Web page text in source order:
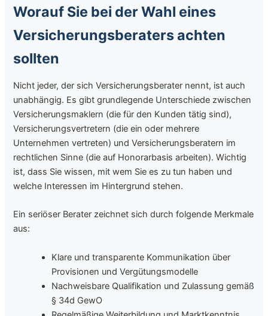
Worauf Sie bei der Wahl eines
Versicherungsberaters achten
sollten
Nicht jeder, der sich Versicherungsberater nennt, ist auch
unabhängig. Es gibt grundlegende Unterschiede zwischen
Versicherungsmaklern (die für den Kunden tätig sind),
Versicherungsvertretern (die ein oder mehrere
Unternehmen vertreten) und Versicherungsberatern im
rechtlichen Sinne (die auf Honorarbasis arbeiten). Wichtig
ist, dass Sie wissen, mit wem Sie es zu tun haben und
welche Interessen im Hintergrund stehen.
Ein seriöser Berater zeichnet sich durch folgende Merkmale
aus:
Klare und transparente Kommunikation über
Provisionen und Vergütungsmodelle
Nachweisbare Qualifikation und Zulassung gemäß
§ 34d GewO